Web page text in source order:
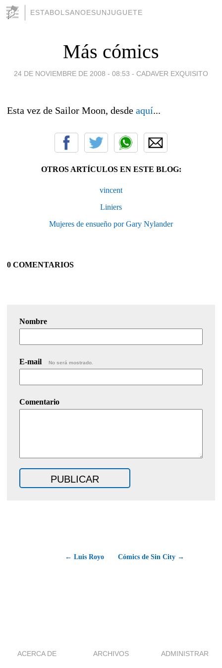
ESTABOLSANOESUNJUGUETE
Más cómics
24 DE NOVIEMBRE DE 2008 - 08:53 - CADAVER EXQUISITO
Esta vez de Sailor Moon, desde aquí...
OTROS ARTÍCULOS EN ESTE BLOG:
vincent
Liniers
Mujeres de ensueño por Gary Nylander
0 COMENTARIOS
Nombre
E-mail No será mostrado.
Comentario
← Luis Royo Cómics de Sin City →
ACERCA DE ARCHIVOS ADMINISTRAR